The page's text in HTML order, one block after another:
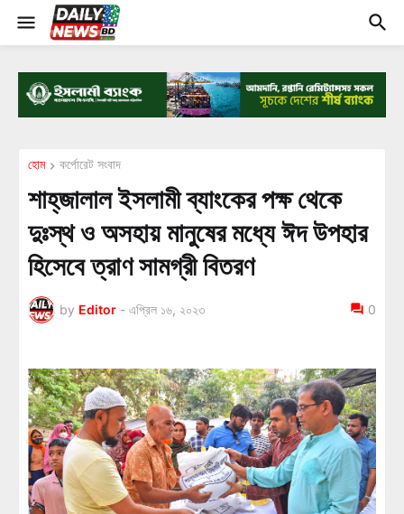
হোম কর্পোরেট সংবাদ
শাহ্‌জালাল ইসলামী ব্যাংকের পক্ষ থেকে
দুঃস্থ ও অসহায় মানুষের মধ্যে ঈদ উপহার
হিসেবে ত্রাণ সামগ্রী বিতরণ
by Editor - এপ্রিল ১৬, ২০২৩ 0